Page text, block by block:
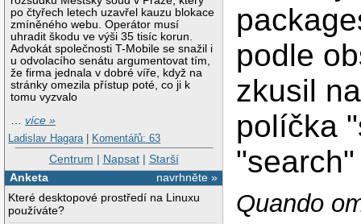
po čtyřech letech uzavřel kauzu blokace
zmíněného webu. Operátor musí
uhradit škodu ve výši 35 tisíc korun.
Advokát společnosti T-Mobile se snažil i
u odvolacího senátu argumentovat tím,
že firma jednala v dobré víře, když na
stránky omezila přístup poté, co ji k
tomu vyzvalo
…více »
Ladislav Hagara | Komentářů: 63
Centrum | Napsat| Starší
navrhněte »
Anketa
Které desktopové prostředí na Linuxu
používáte?
podle
zkusil
políčka
Quando